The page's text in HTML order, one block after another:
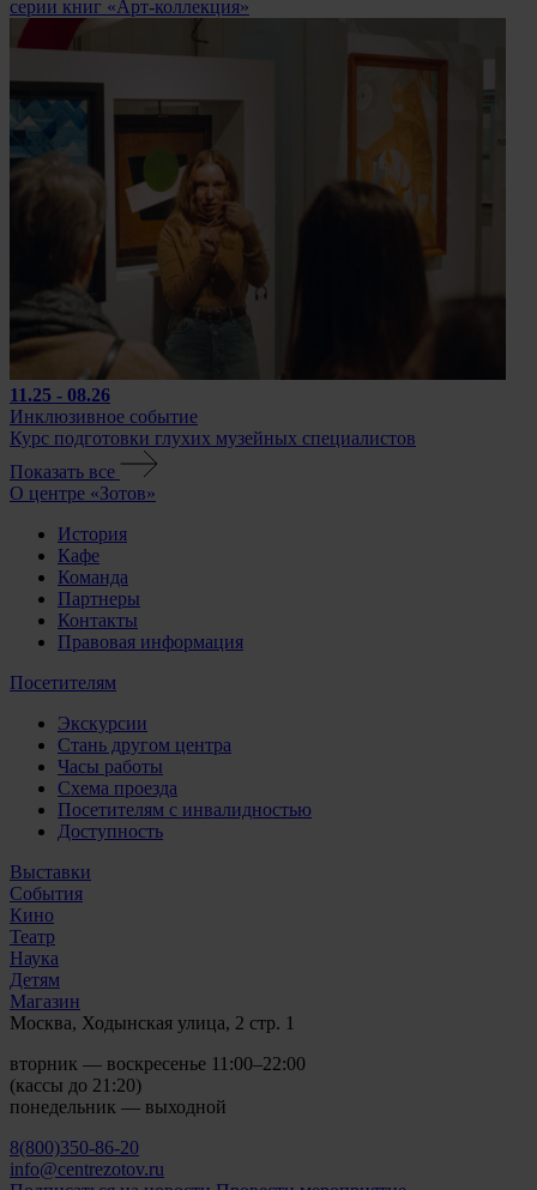
серии книг «Арт-коллекция»
11.25 - 08.26
Инклюзивное событие
Курс подготовки глухих музейных специалистов
Показать все
О центре «Зотов»
История
Кафе
Команда
Партнеры
Контакты
Правовая информация
Посетителям
Экскурсии
Стань другом центра
Часы работы
Схема проезда
Посетителям с инвалидностью
Доступность
Выставки
События
Кино
Театр
Наука
Детям
Магазин
Москва, Ходынская улица, 2 стр. 1
вторник — воскресенье 11:00–22:00
(кассы до 21:20)
понедельник — выходной
8(800)350-86-20
info@centrezotov.ru